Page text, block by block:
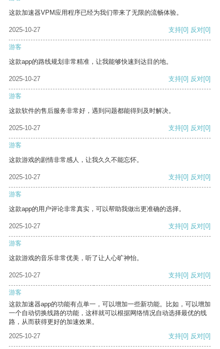
这款加速器VPM应用程序已经为我们带来了无限的流畅体验。
2025-10-27 支持[0] 反对[0]
游客
这款app的路线规划非常精准，让我能够快速到达目的地。
2025-10-27 支持[0] 反对[0]
游客
这款软件的售后服务非常好，遇到问题都能得到及时解决。
2025-10-27 支持[0] 反对[0]
游客
这款游戏的剧情非常感人，让我久久不能忘怀。
2025-10-27 支持[0] 反对[0]
游客
这款app的用户评论非常真实，可以帮助我做出更准确的选择。
2025-10-27 支持[0] 反对[0]
游客
这款游戏的音乐非常优美，听了让人心旷神怡。
2025-10-27 支持[0] 反对[0]
游客
这款加速器app的功能有点单一，可以增加一些新功能。比如，可以增加
一个自动切换线路的功能，这样就可以根据网络情况自动选择最优的线
路，从而获得更好的加速效果。
2025-10-27
支持[0] 反对[0]